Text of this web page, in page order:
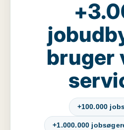
bruger
+100.000
+1.000.000